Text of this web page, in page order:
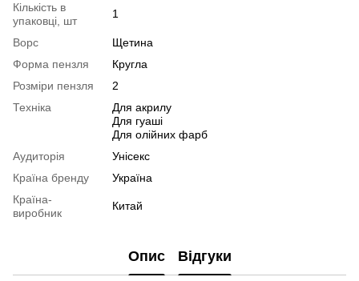
Кількість в
упаковці, шт
1
Ворс
Щетина
Форма пензля
Кругла
Розміри пензля
2
Техніка
Для акрилу
Для гуаші
Для олійних фарб
Аудиторія
Унісекс
Країна бренду
Україна
Країна-
виробник
Китай
Опис Відгуки